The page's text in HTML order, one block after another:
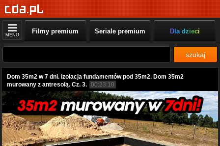
MENU Filmy premium Seriale premium Dla dzieci
szukaj
Dom 35m2 w 7 dni. izolacja fundamentów pod 35m2. Dom 35m2
murowany z antresolą. Cz. 3. 00:23:10